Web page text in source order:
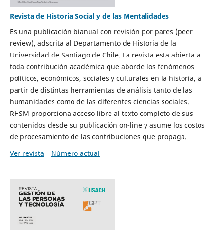
Revista de Historia Social y de las Mentalidades
Es una publicación bianual con revisión por pares (peer
review), adscrita al Departamento de Historia de la
Universidad de Santiago de Chile. La revista esta abierta a
toda contribución académica que aborde los fenómenos
políticos, económicos, sociales y culturales en la historia, a
partir de distintas herramientas de análisis tanto de las
humanidades como de las diferentes ciencias sociales.
RHSM proporciona acceso libre al texto completo de sus
contenidos desde su publicación on-line y asume los costos
de procesamiento de las contribuciones que propaga.
Ver revista
Número actual